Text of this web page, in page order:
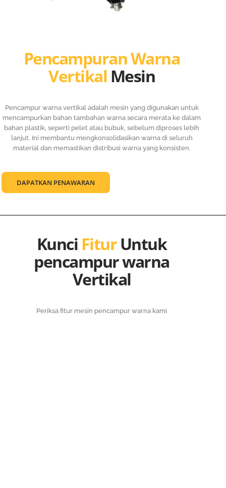
Pencampuran Warna
Vertikal Mesin
Pencampur warna vertikal adalah mesin yang digunakan untuk
mencampurkan bahan tambahan warna secara merata ke dalam
bahan plastik, seperti pelet atau bubuk, sebelum diproses lebih
lanjut. Ini membantu mengkonsolidasikan warna di seluruh
material dan memastikan distribusi warna yang konsisten.
DAPATKAN PENAWARAN
Kunci FiturUntuk
pencampur warna
Vertikal
Periksa fitur mesin pencampur warna kami